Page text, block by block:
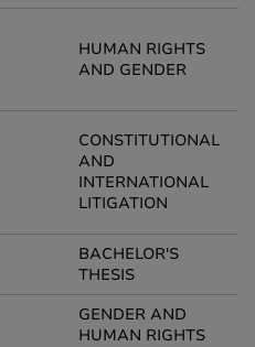
HUMAN RIGHTS
AND GENDER
CONSTITUTIONAL
AND
INTERNATIONAL
LITIGATION
BACHELOR'S
THESIS
GENDER AND
HUMAN RIGHTS